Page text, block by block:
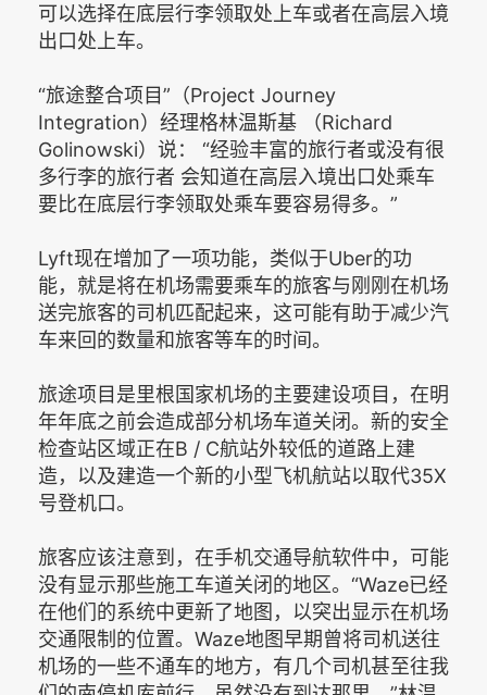
可以选择在底层行李领取处上车或者在高层入境
出口处上车。
“旅途整合项目”（Project Journey
Integration）经理格林温斯基 （Richard
Golinowski）说： “经验丰富的旅行者或没有很
多行李的旅行者 会知道在高层入境出口处乘车
要比在底层行李领取处乘车要容易得多。”
Lyft现在增加了一项功能，类似于Uber的功
能，就是将在机场需要乘车的旅客与刚刚在机场
送完旅客的司机匹配起来，这可能有助于减少汽
车来回的数量和旅客等车的时间。
旅途项目是里根国家机场的主要建设项目，在明
年年底之前会造成部分机场车道关闭。新的安全
检查站区域正在B / C航站外较低的道路上建
造，以及建造一个新的小型飞机航站以取代35X
号登机口。
旅客应该注意到，在手机交通导航软件中，可能
没有显示那些施工车道关闭的地区。“Waze已经
在他们的系统中更新了地图，以突出显示在机场
交通限制的位置。Waze地图早期曾将司机送往
机场的一些不通车的地方，有几个司机甚至往我